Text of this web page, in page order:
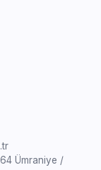
Ümraniye /